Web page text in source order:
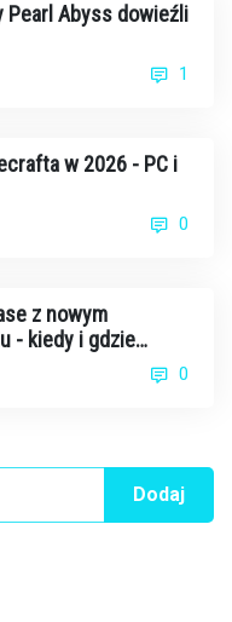
Pearl Abyss dowieźli
1
w 2026 - PC i
0
z nowym
- kiedy i gdzie
0
Dodaj